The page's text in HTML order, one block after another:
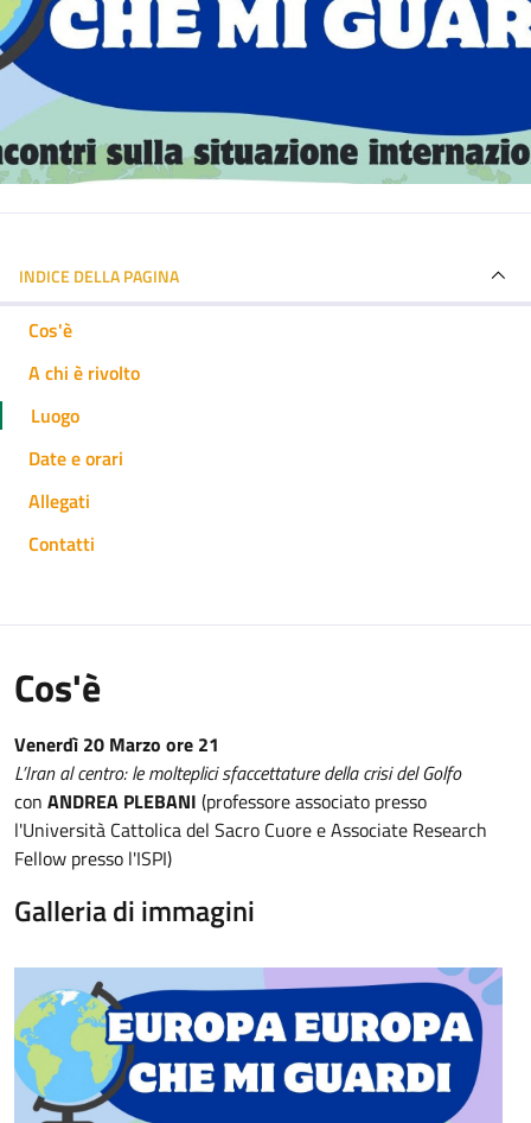
INDICE DELLA PAGINA
Cos'è
A chi è rivolto
Luogo
Date e orari
Allegati
Contatti
Cos'è
Venerdì 20 Marzo ore 21
L’Iran al centro: le molteplici sfaccettature della crisi del Golfo
con ANDREA PLEBANI (professore associato presso
l'Università Cattolica del Sacro Cuore e Associate Research
Fellow presso l'ISPI)
Galleria di immagini